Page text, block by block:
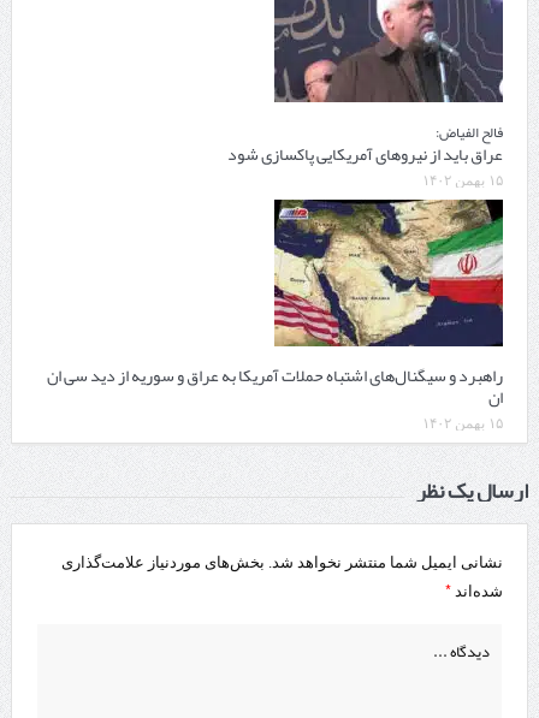
فالح الفیاض:
عراق باید از نیروهای آمریکایی پاکسازی شود
۱۵ بهمن ۱۴۰۲
راهبرد و سیگنال‌های اشتباه حملات آمریکا به عراق و سوریه از دید سی ان
ان
۱۵ بهمن ۱۴۰۲
ارسال یک نظر
نشانی ایمیل شما منتشر نخواهد شد. بخش‌های موردنیاز علامت‌گذاری
شده‌اند *